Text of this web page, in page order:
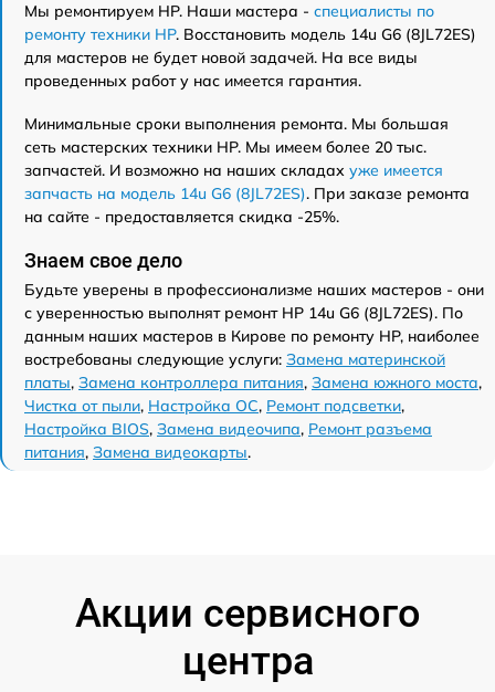
Мы ремонтируем HP. Наши мастера - специалисты по
ремонту техники HP. Восстановить модель 14u G6 (8JL72ES)
для мастеров не будет новой задачей. На все виды
проведенных работ у нас имеется гарантия.
Минимальные сроки выполнения ремонта. Мы большая
сеть мастерских техники HP. Мы имеем более 20 тыс.
запчастей. И возможно на наших складах уже имеется
запчасть на модель 14u G6 (8JL72ES). При заказе ремонта
на сайте - предоставляется скидка -25%.
Знаем свое дело
Будьте уверены в профессионализме наших мастеров - они
с уверенностью выполнят ремонт HP 14u G6 (8JL72ES). По
данным наших мастеров в Кирове по ремонту HP, наиболее
востребованы следующие услуги: Замена материнской
платы, Замена контроллера питания, Замена южного моста,
Чистка от пыли, Настройка ОС, Ремонт подсветки,
Настройка BIOS, Замена видеочипа, Ремонт разъема
питания, Замена видеокарты.
Акции сервисного
центра